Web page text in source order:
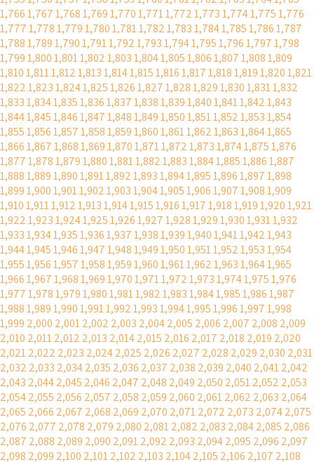
1,7661,7671,7681,7691,7701,7711,7721,7731,7741,7751,776
1,7771,7781,7791,7801,7811,7821,7831,7841,7851,7861,787
1,7881,7891,7901,7911,7921,7931,7941,7951,7961,7971,798
1,7991,8001,8011,8021,8031,8041,8051,8061,8071,8081,809
1,8101,8111,8121,8131,8141,8151,8161,8171,8181,8191,8201,821
1,8221,8231,8241,8251,8261,8271,8281,8291,8301,8311,832
1,8331,8341,8351,8361,8371,8381,8391,8401,8411,8421,843
1,8441,8451,8461,8471,8481,8491,8501,8511,8521,8531,854
1,8551,8561,8571,8581,8591,8601,8611,8621,8631,8641,865
1,8661,8671,8681,8691,8701,8711,8721,8731,8741,8751,876
1,8771,8781,8791,8801,8811,8821,8831,8841,8851,8861,887
1,8881,8891,8901,8911,8921,8931,8941,8951,8961,8971,898
1,8991,9001,9011,9021,9031,9041,9051,9061,9071,9081,909
1,9101,9111,9121,9131,9141,9151,9161,9171,9181,9191,9201,921
1,9221,9231,9241,9251,9261,9271,9281,9291,9301,9311,932
1,9331,9341,9351,9361,9371,9381,9391,9401,9411,9421,943
1,9441,9451,9461,9471,9481,9491,9501,9511,9521,9531,954
1,9551,9561,9571,9581,9591,9601,9611,9621,9631,9641,965
1,9661,9671,9681,9691,9701,9711,9721,9731,9741,9751,976
1,9771,9781,9791,9801,9811,9821,9831,9841,9851,9861,987
1,9881,9891,9901,9911,9921,9931,9941,9951,9961,9971,998
1,999 2,000 2,0012,002 2,003 2,0042,005 2,006 2,007 2,008 2,009
2,010 2,0112,012 2,013 2,0142,015 2,016 2,017 2,018 2,019 2,020
2,0212,022 2,023 2,0242,025 2,026 2,027 2,028 2,029 2,030 2,031
2,032 2,033 2,0342,035 2,036 2,037 2,038 2,039 2,040 2,0412,042
2,043 2,0442,045 2,046 2,047 2,048 2,049 2,050 2,0512,052 2,053
2,0542,055 2,056 2,057 2,058 2,059 2,060 2,0612,062 2,063 2,064
2,065 2,066 2,067 2,068 2,069 2,070 2,0712,072 2,073 2,0742,075
2,076 2,077 2,078 2,079 2,080 2,0812,082 2,083 2,0842,085 2,086
2,087 2,088 2,089 2,090 2,0912,092 2,093 2,0942,095 2,096 2,097
2,098 2,099 2,100 2,1012,102 2,103 2,1042,105 2,106 2,107 2,108